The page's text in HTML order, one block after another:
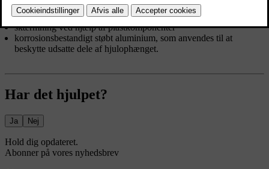
beskyttelsesbelægninger, både på plademetallet og påført ved en
højkvalitetslakering
skærmning ved hjælp af plastkomponenter
korrosionsbestandigt støbt aluminium, som anvendes til at
beskytte udsatte dele af hjulophænget.
Har det hjulpet?
Ja Nej